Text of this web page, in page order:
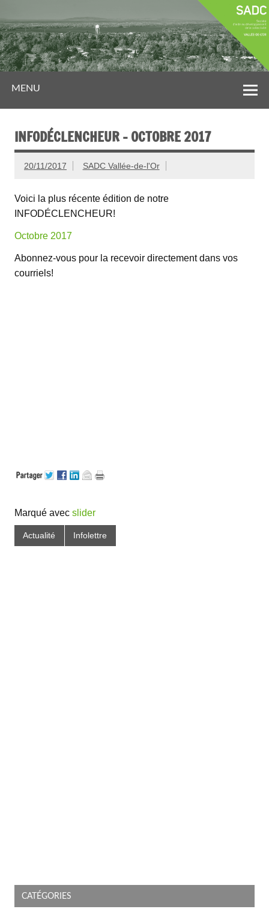
MENU
INFODÉCLENCHEUR – OCTOBRE 2017
20/11/2017 SADC Vallée-de-l'Or
Voici la plus récente édition de notre
INFODÉCLENCHEUR!
Octobre 2017
Abonnez-vous pour la recevoir directement dans vos
courriels!
Marqué avec slider
Actualité Infolettre
CATÉGORIES